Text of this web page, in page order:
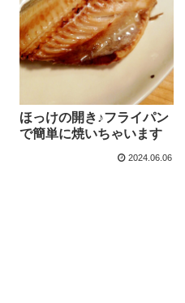
ほっけの開き♪フライパン
で簡単に焼いちゃいます
2024.06.06